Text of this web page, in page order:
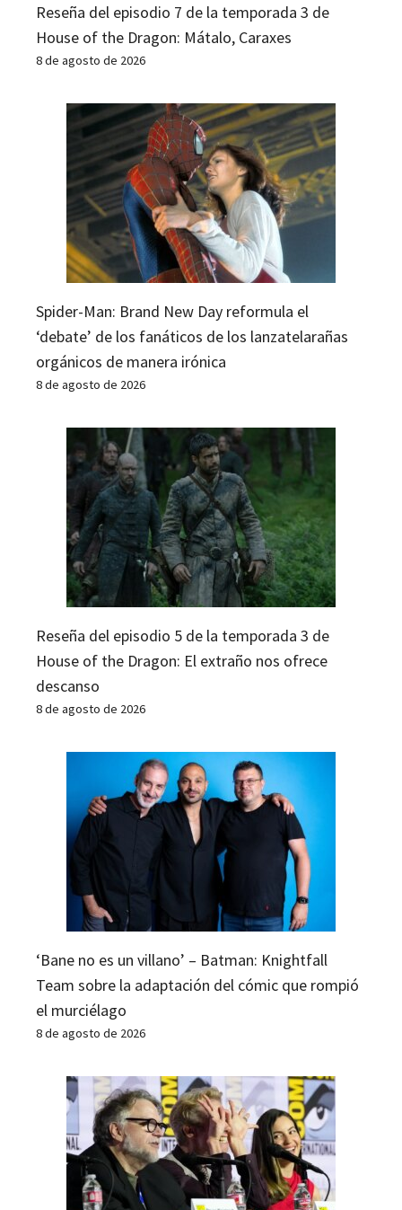
Reseña del episodio 7 de la temporada 3 de
House of the Dragon: Mátalo, Caraxes
8 de agosto de 2026
Spider-Man: Brand New Day reformula el
‘debate’ de los fanáticos de los lanzatelarañas
orgánicos de manera irónica
8 de agosto de 2026
Reseña del episodio 5 de la temporada 3 de
House of the Dragon: El extraño nos ofrece
descanso
8 de agosto de 2026
‘Bane no es un villano’ – Batman: Knightfall
Team sobre la adaptación del cómic que rompió
el murciélago
8 de agosto de 2026